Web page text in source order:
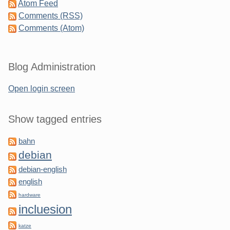
Atom Feed
Comments (RSS)
Comments (Atom)
Blog Administration
Open login screen
Show tagged entries
bahn
debian
debian-english
english
hardware
incluesion
katze